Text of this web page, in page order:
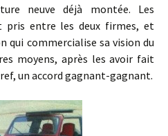
neuve déjà montée. Les
pris entre les deux firmes, et
qui commercialise sa vision du
moyens, après les avoir fait
un accord gagnant-gagnant.